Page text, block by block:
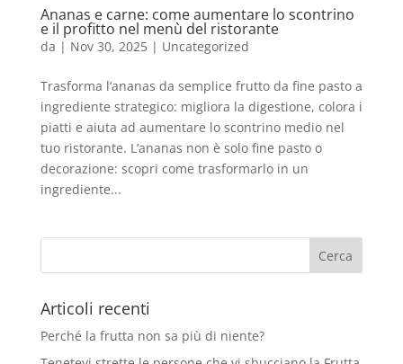
Ananas e carne: come aumentare lo scontrino
e il profitto nel menù del ristorante
da | Nov 30, 2025| Uncategorized
Trasforma l’ananas da semplice frutto da fine pasto a
ingrediente strategico: migliora la digestione, colora i
piatti e aiuta ad aumentare lo scontrino medio nel
tuo ristorante. L’ananas non è solo fine pasto o
decorazione: scopri come trasformarlo in un
ingrediente...
Articoli recenti
Perché la frutta non sa più di niente?